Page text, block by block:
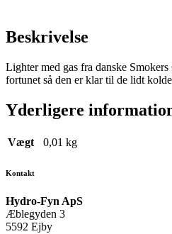
Beskrivelse
Lighter med gas fra danske
fortunet så den er klar til de lidt
Yderligere
Vægt 0,01 kg
Kontakt
Hydro-Fyn ApS
Æblegyden 3
5592 Ejby